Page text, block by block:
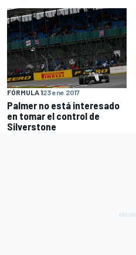
FÓRMULA 123 ene 2017
Palmer no está interesado
en tomar el control de
Silverstone